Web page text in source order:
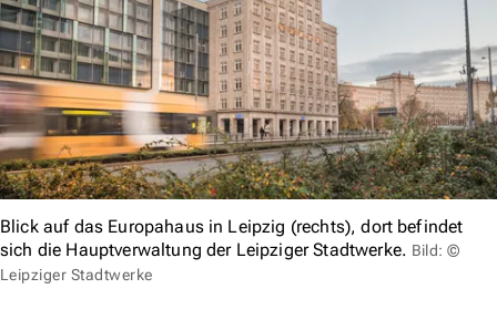
Blick auf das Europahaus in Leipzig (rechts), dort befindet
sich die Hauptverwaltung der Leipziger Stadtwerke. Bild: ©
Leipziger Stadtwerke